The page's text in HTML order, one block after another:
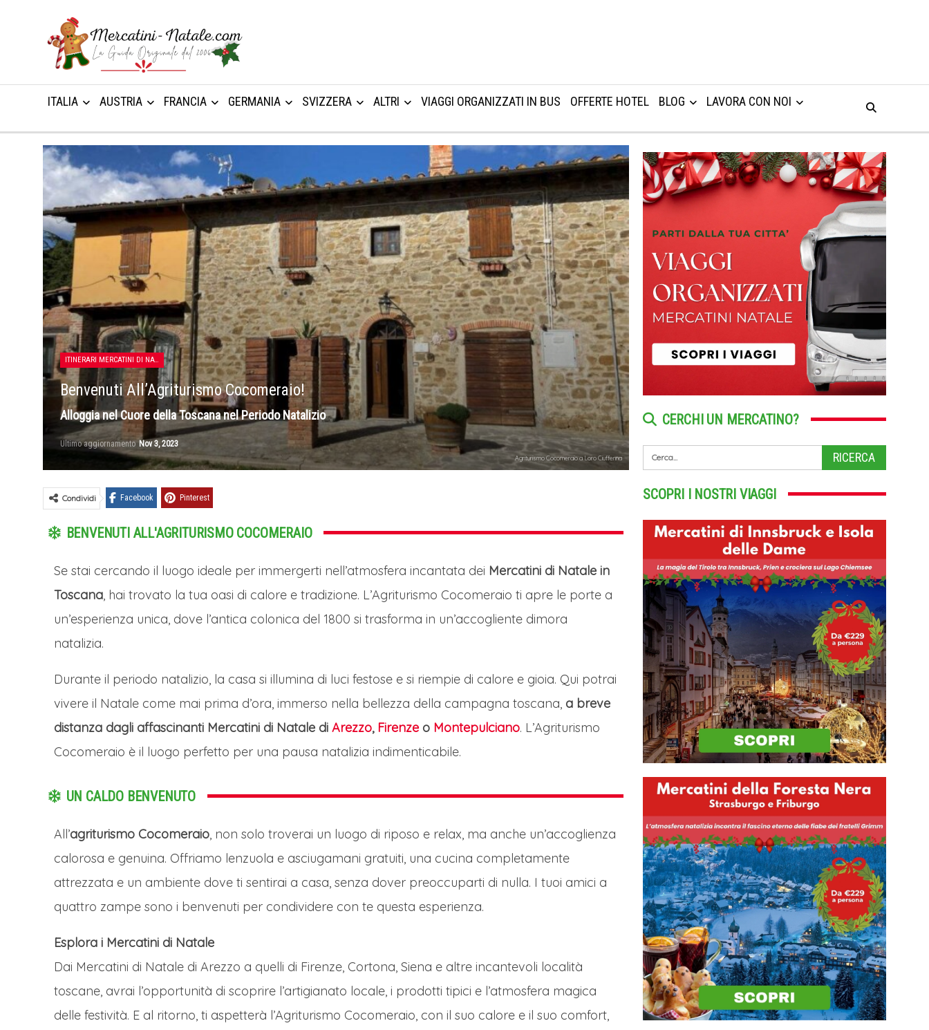
ITALIA AUSTRIA FRANCIA GERMANIA SVIZZERA ALTRI VIAGGI ORGANIZZATI IN BUS OFFERTE HOTEL BLOG LAVORA CON NOI
ITINERARI MERCATINI DI NATALE
Benvenuti All’Agriturismo Cocomeraio!
Alloggia nel Cuore della Toscana nel Periodo Natalizio
Ultimo aggiornamentoNov 3, 2023
Agriturismo Cocomeraio a Loro Ciuffenna
Condividi Facebook Pinterest
BENVENUTI ALL'AGRITURISMO COCOMERAIO
Se stai cercando il luogo ideale per immergerti nell’atmosfera incantata dei Mercatini di Natale in
Toscana , hai trovato la tua oasi di calore e tradizione. L’Agriturismo Cocomeraio ti apre le porte a
un’esperienza unica, dove l’antica colonica del 1800 si trasforma in un’accogliente dimora
natalizia.
Durante il periodo natalizio, la casa si illumina di luci festose e si riempie di calore e gioia. Qui potrai
vivere il Natale come mai prima d’ora, immerso nella bellezza della campagna toscana, a breve
distanza dagli affascinanti Mercatini di Natale di Arezzo, Firenze o Montepulciano. L’Agriturismo
Cocomeraio è il luogo perfetto per una pausa natalizia indimenticabile.
UN CALDO BENVENUTO
All’agriturismo Cocomeraio , non solo troverai un luogo di riposo e relax, ma anche un’accoglienza
calorosa e genuina. Offriamo lenzuola e asciugamani gratuiti, una cucina completamente
attrezzata e un ambiente dove ti sentirai a casa, senza dover preoccuparti di nulla. I tuoi amici a
quattro zampe sono i benvenuti per condividere con te questa esperienza.
Esplora i Mercatini di Natale
Dai Mercatini di Natale di Arezzo a quelli di Firenze, Cortona, Siena e altre incantevoli località
toscane, avrai l’opportunità di scoprire l’artigianato locale, i prodotti tipici e l’atmosfera magica
delle festività. E al ritorno, ti aspetterà l’Agriturismo Cocomeraio, con il suo calore e il suo comfort,
CERCHI UN MERCATINO?
SCOPRI I NOSTRI VIAGGI